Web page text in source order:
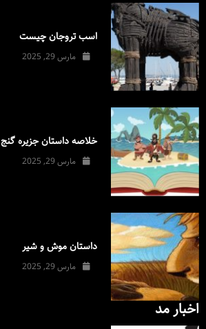
اسب تروجان چیست
مارس 29, 2025
خلاصه داستان جزیره گنج
مارس 29, 2025
داستان موش و شیر
مارس 29, 2025
اخبار مد